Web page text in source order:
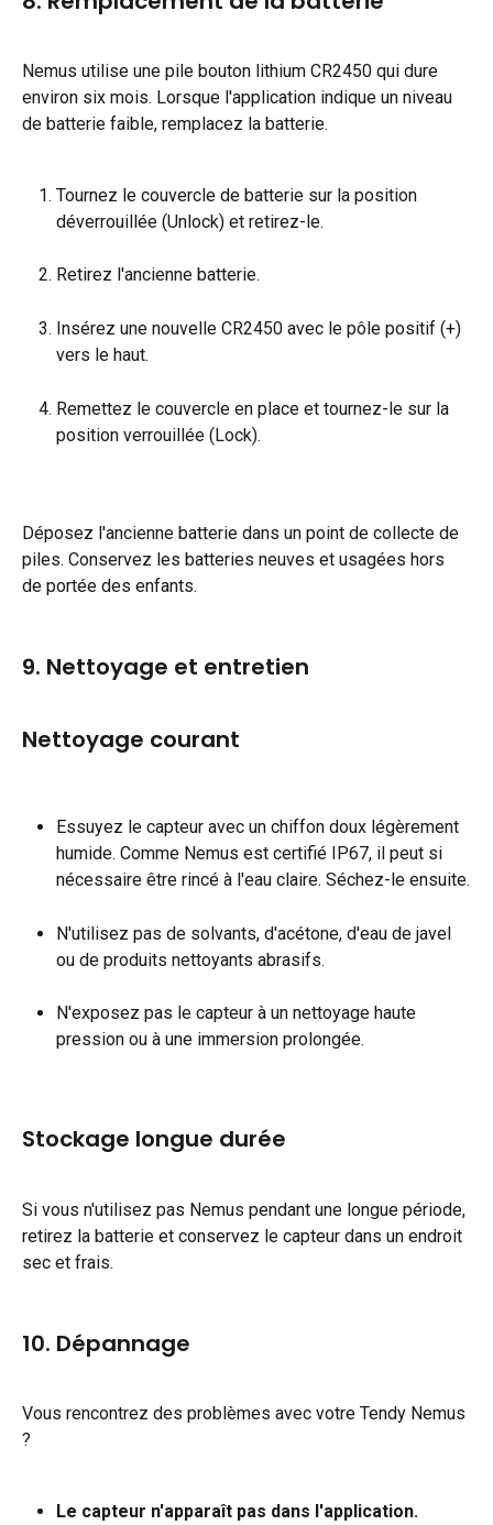
Nemus utilise une pile bouton lithium CR2450 qui dure
environ six mois. Lorsque l'application indique un niveau
de batterie faible, remplacez la batterie.
Tournez le couvercle de batterie sur la position
déverrouillée (Unlock) et retirez-le.
Retirez l'ancienne batterie.
Insérez une nouvelle CR2450 avec le pôle positif (+)
vers le haut.
Remettez le couvercle en place et tournez-le sur la
position verrouillée (Lock).
Déposez l'ancienne batterie dans un point de collecte de
piles. Conservez les batteries neuves et usagées hors
de portée des enfants.
9. Nettoyage et entretien
Nettoyage courant
Essuyez le capteur avec un chiffon doux légèrement
humide. Comme Nemus est certifié IP67, il peut si
nécessaire être rincé à l'eau claire. Séchez-le ensuite.
N'utilisez pas de solvants, d'acétone, d'eau de javel
ou de produits nettoyants abrasifs.
N'exposez pas le capteur à un nettoyage haute
pression ou à une immersion prolongée.
Stockage longue durée
Si vous n'utilisez pas Nemus pendant une longue période,
retirez la batterie et conservez le capteur dans un endroit
sec et frais.
10. Dépannage
Vous rencontrez des problèmes avec votre Tendy Nemus
?
Le capteur n'apparaît pas dans l'application.